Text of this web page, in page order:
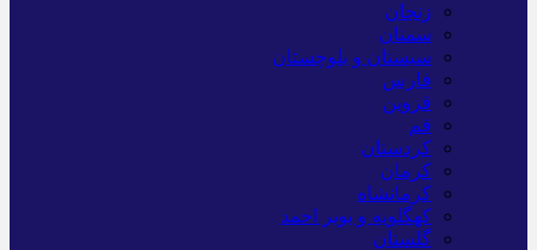
زنجان
سمنان
سیستان و بلوچستان
فارس
قزوین
قم
کردستان
کرمان
کرمانشاه
کهگلویه و بویر احمد
گلستان